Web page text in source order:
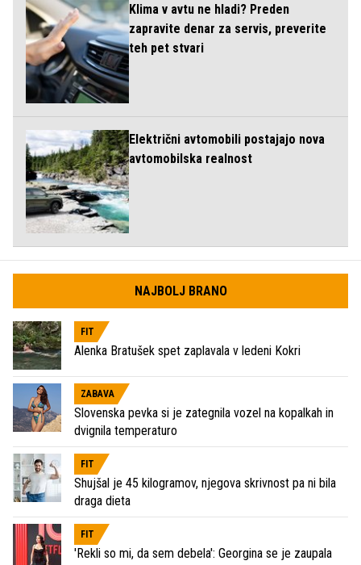
Klima v avtu ne hladi? Preden
zapravite denar za servis, preverite
teh pet stvari
Električni avtomobili postajajo nova
avtomobilska realnost
NAJBOLJ BRANO
FIT
Alenka Bratušek spet zaplavala v ledeni Kokri
ZABAVA
Slovenska pevka si je zategnila vozel na kopalkah in
dvignila temperaturo
FIT
Shujšal je 45 kilogramov, njegova skrivnost pa ni bila
draga dieta
FIT
'Rekli so mi, da sem debela': Georgina se je zaupala